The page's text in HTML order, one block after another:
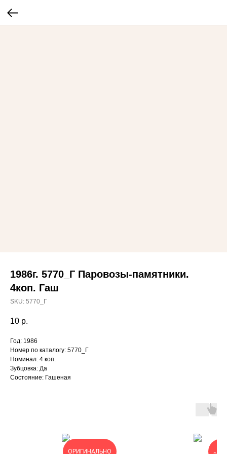
1986г. 5770_Г Паровозы-памятники.
4коп. Гаш
SKU: 5770_Г
10 р.
Год: 1986
Номер по каталогу: 5770_Г
Номинал: 4 коп.
Зубцовка: Да
Состояние: Гашеная
ОРИГИНАЛЬНО